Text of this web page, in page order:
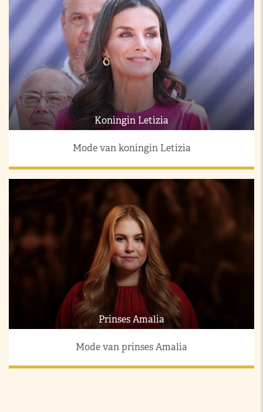
Koningin Letizia
Mode van koningin Letizia
Prinses Amalia
Mode van prinses Amalia